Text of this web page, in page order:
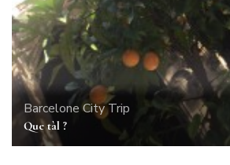
Barcelone City Trip
Que tàl ?